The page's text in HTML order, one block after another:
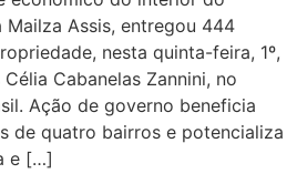
Assis, entregou 444
nesta quinta-feira, 1º,
Cabanelas Zannini, no
Ação de governo beneficia
de quatro bairros e potencializa
e […]